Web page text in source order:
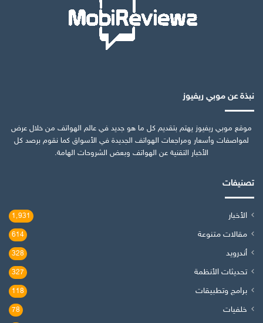
نبذة عن موبي ريفيوز
موقع موبي ريفيوز يهتم بتقديم كل ما هو جديد في عالم الهواتف من خلال عرض
لمواصفات وأسعار ومراجعات الهواتف الجديدة في الأسواق كما نقوم برصد كل
الأخبار التقنية عن الهواتف وبعض الشروحات الهامة.
تصنيفات
الأخبار 1٬931
مقالات متنوعة 614
أندرويد 328
تحديثات الأنظمة 327
برامج وتطبيقات 118
خلفيات 78